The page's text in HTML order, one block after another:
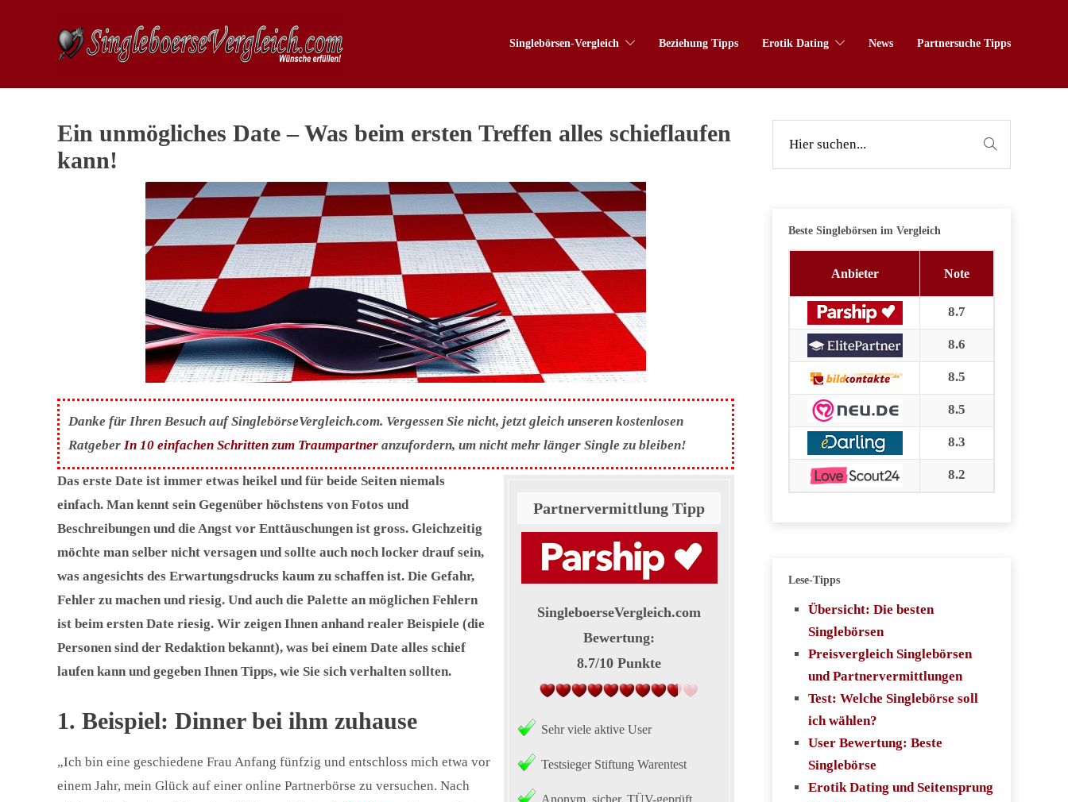
Singlebörsen-Vergleich Beziehung Tipps Erotik Dating News Partnersuche Tipps
Ein unmögliches Date – Was beim ersten Treffen alles schieflaufen
kann!
Danke für Ihren Besuch auf SinglebörseVergleich.com. Vergessen Sie nicht, jetzt gleich unseren kostenlosen
RatgeberIn 10 einfachen Schritten zum Traumpartner anzufordern, um nicht mehr länger Single zu bleiben!
Partnervermittlung Tipp
SingleboerseVergleich.com
Bewertung:
8.7/10 Punkte
Sehr viele aktive User
Testsieger Stiftung Warentest
Anonym, sicher, TÜV-geprüft
Das erste Date ist immer etwas heikel und für beide Seiten niemals
einfach. Man kennt sein Gegenüber höchstens von Fotos und
Beschreibungen und die Angst vor Enttäuschungen ist gross. Gleichzeitig
möchte man selber nicht versagen und sollte auch noch locker drauf sein,
was angesichts des Erwartungsdrucks kaum zu schaffen ist. Die Gefahr,
Fehler zu machen und riesig. Und auch die Palette an möglichen Fehlern
ist beim ersten Date riesig. Wir zeigen Ihnen anhand realer Beispiele (die
Personen sind der Redaktion bekannt), was bei einem Date alles schief
laufen kann und gegeben Ihnen Tipps, wie Sie sich verhalten sollten.
1. Beispiel: Dinner bei ihm zuhause
„Ich bin eine geschiedene Frau Anfang fünfzig und entschloss mich etwa vor
einem Jahr, mein Glück auf einer online Partnerbörse zu versuchen. Nach
Beste Singlebörsen im Vergleich
Anbieter Note
8.7
8.6
8.5
8.5
8.3
8.2
Lese-Tipps
Übersicht: Die besten
Singlebörsen
Preisvergleich Singlebörsen
und Partnervermittlungen
Test: Welche Singlebörse soll
ich wählen?
User Bewertung: Beste
Singlebörse
Erotik Dating und Seitensprung